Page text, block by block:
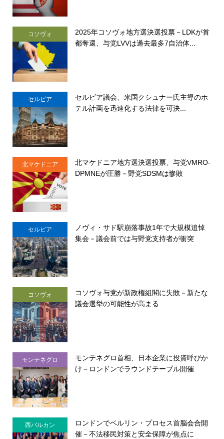
コソヴォ
2025年コソヴォ地方選決選投票－LDKが首
都奪還、与党LVVは過去最多7自治体...
セルビア
セルビア議会、米国クシュナー氏主導のホ
テル計画を迅速化する法律を可決...
北マケドニア
北マケドニア地方選決選投票、与党VMRO-
DPMNEが圧勝－野党SDSMは惨敗
セルビア
ノヴィ・サド駅崩落事故1年で大規模追悼
集会－議会前では与野党支持者が衝突
コソヴォ
コソヴォ与党が新政権組閣に失敗－新たな
議会選挙の可能性が高まる
モンテネグロ
モンテネグロ首相、日本企業に投資呼びか
け－ロンドンでラウンドテーブル開催
西バルカン
ロンドンでベルリン・プロセス首脳会合開
催－不法移民対策と安全保障が焦点に